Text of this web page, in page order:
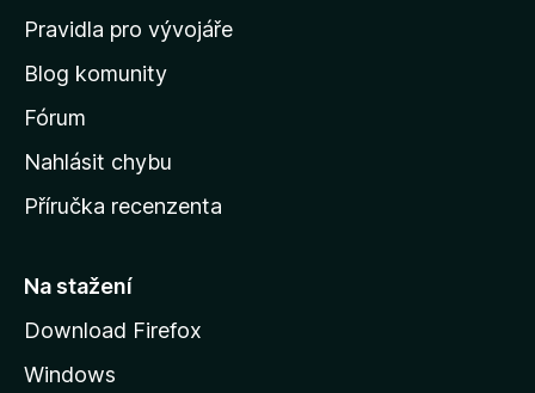
m
v
s
k
u
t
á
n
Pravidla pro vývojáře
Blog komunity
Fórum
Nahlásit chybu
Příručka recenzenta
Na stažení
Download Firefox
Windows